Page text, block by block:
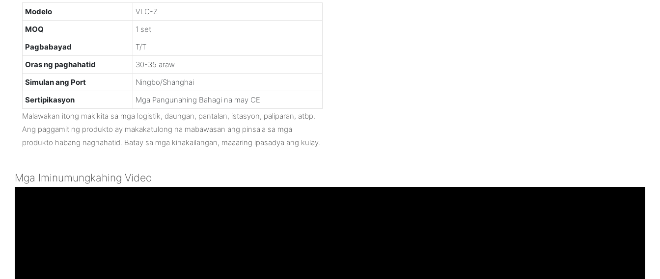
Modelo
VLC-Z
MOQ
1 set
Pagbabayad
T/T
Oras ng paghahatid
30-35 araw
Simulan ang Port
Ningbo/Shanghai
Sertipikasyon
Mga Pangunahing Bahagi na may CE
Malawakan itong makikita sa mga logistik, daungan, pantalan, istasyon, paliparan, atbp.
Ang paggamit ng produkto ay makakatulong na mabawasan ang pinsala sa mga
produkto habang naghahatid. Batay sa mga kinakailangan, maaaring ipasadya ang kulay.
Mga Iminumungkahing Video